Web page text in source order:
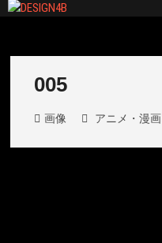
Skip
005
画像 アニメ・漫画